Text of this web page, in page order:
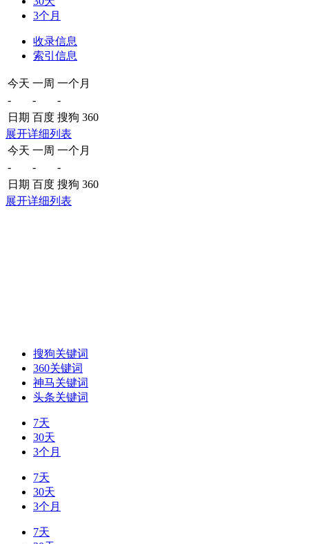
3个月
收录信息
索引信息
今天 一周 一个月
-
-
-
日期 百度 搜狗 360
展开详细列表
今天 一周 一个月
-
-
-
日期 百度 搜狗 360
展开详细列表
搜狗关键词
360关键词
神马关键词
头条关键词
7天
30天
3个月
7天
30天
3个月
7天